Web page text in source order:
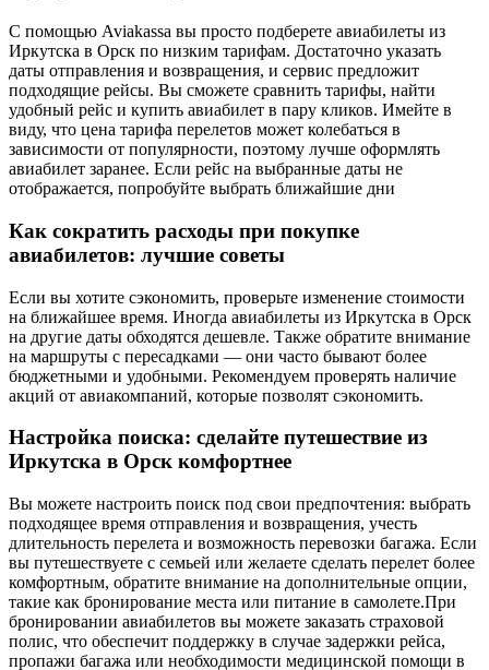
С помощью Aviakassa вы просто подберете авиабилеты из
Иркутска в Орск по низким тарифам. Достаточно указать
даты отправления и возвращения, и сервис предложит
подходящие рейсы. Вы сможете сравнить тарифы, найти
удобный рейс и купить авиабилет в пару кликов. Имейте в
виду, что цена тарифа перелетов может колебаться в
зависимости от популярности, поэтому лучше оформлять
авиабилет заранее. Если рейс на выбранные даты не
отображается, попробуйте выбрать ближайшие дни
Как сократить расходы при покупке
авиабилетов: лучшие советы
Если вы хотите сэкономить, проверьте изменение стоимости
на ближайшее время. Иногда авиабилеты из Иркутска в Орск
на другие даты обходятся дешевле. Также обратите внимание
на маршруты с пересадками — они часто бывают более
бюджетными и удобными. Рекомендуем проверять наличие
акций от авиакомпаний, которые позволят сэкономить.
Настройка поиска: сделайте путешествие из
Иркутска в Орск комфортнее
Вы можете настроить поиск под свои предпочтения: выбрать
подходящее время отправления и возвращения, учесть
длительность перелета и возможность перевозки багажа. Если
вы путешествуете с семьей или желаете сделать перелет более
комфортным, обратите внимание на дополнительные опции,
такие как бронирование места или питание в самолете.При
бронировании авиабилетов вы можете заказать страховой
полис, что обеспечит поддержку в случае задержки рейса,
пропажи багажа или необходимости медицинской помощи в